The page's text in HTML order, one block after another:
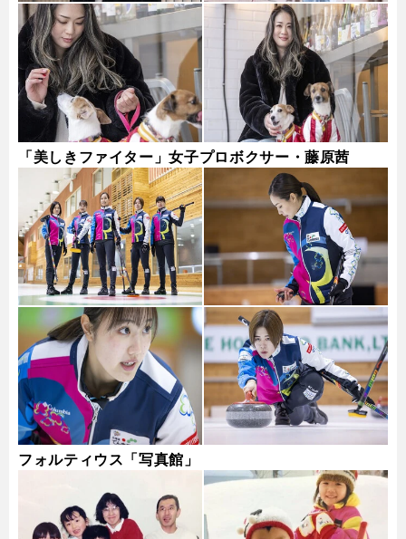
「美しきファイター」女子プロボクサー・藤原茜
フォルティウス「写真館」